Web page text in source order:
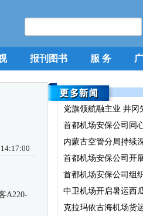
报刊图书 服 务
A220-
党旗领航融主业 井冈
首都机场安保公司同
内蒙古空管分局持续
首都机场安保公司开
首都机场安保公司组
中卫机场开启暑运西
克拉玛依古海机场货